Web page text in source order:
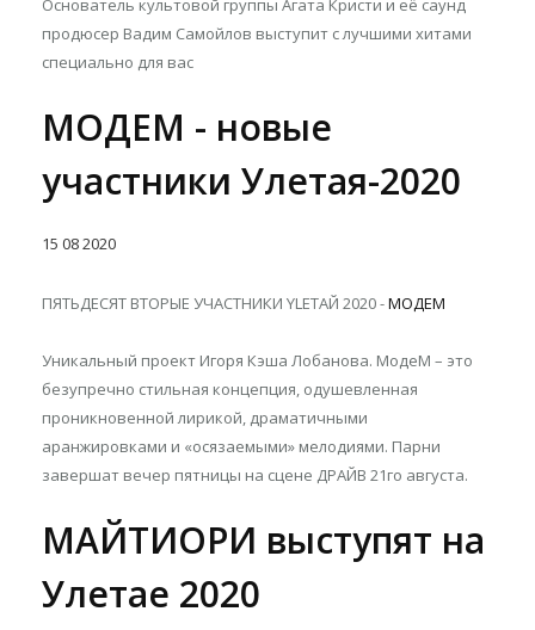
Основатель культовой группы Агата Кристи и её саунд
продюсер Вадим Самойлов выступит с лучшими хитами
специально для вас
МОДЕМ - новые
участники Улетая-2020
15 082020
ПЯТЬДЕСЯТ ВТОРЫЕ УЧАСТНИКИ YLETAЙ 2020 -МОДЕМ
Уникальный проект Игоря Кэша Лобанова. МодеМ – это
безупречно стильная концепция, одушевленная
проникновенной лирикой, драматичными
аранжировками и «осязаемыми» мелодиями. Парни
завершат вечер пятницы на сцене ДРАЙВ 21го августа.
МАЙТИОРИ выступят на
Улетае 2020